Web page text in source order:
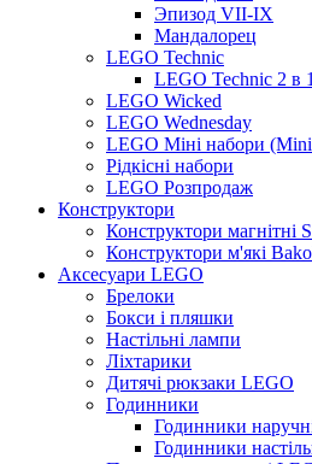
Эпизод VII-IX
Мандалорец
LEGO Technic
LEGO Technic 2 в 1
LEGO Wicked
LEGO Wednesday
LEGO Міні набори
Рідкісні набори
LEGO Розпродаж
Конструктори
Конструктори магнітні
Конструктори м'які
Аксесуари LEGO
Брелоки
Бокси і пляшки
Настільні лампи
Ліхтарики
Дитячі рюкзаки LEGO
Годинники
Годинники
Годинники